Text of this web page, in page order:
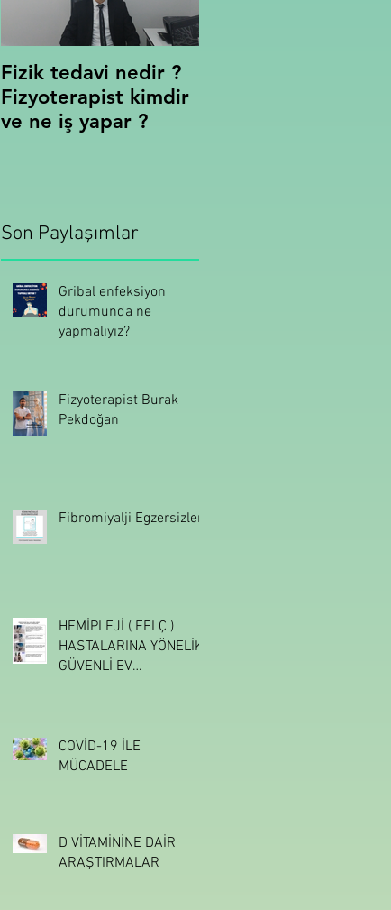
Fizik tedavi nedir ?
Fizyoterapist kimdir
ve ne iş yapar ?
Son Paylaşımlar
Gribal enfeksiyon
durumunda ne
yapmalıyız?
Fizyoterapist Burak
Pekdoğan
Fibromiyalji Egzersizleri
HEMİPLEJİ ( FELÇ )
HASTALARINA YÖNELİK
GÜVENLİ EV
COVİD-19 İLE
MÜCADELE
D VİTAMİNİNE DAİR
ARAŞTIRMALAR